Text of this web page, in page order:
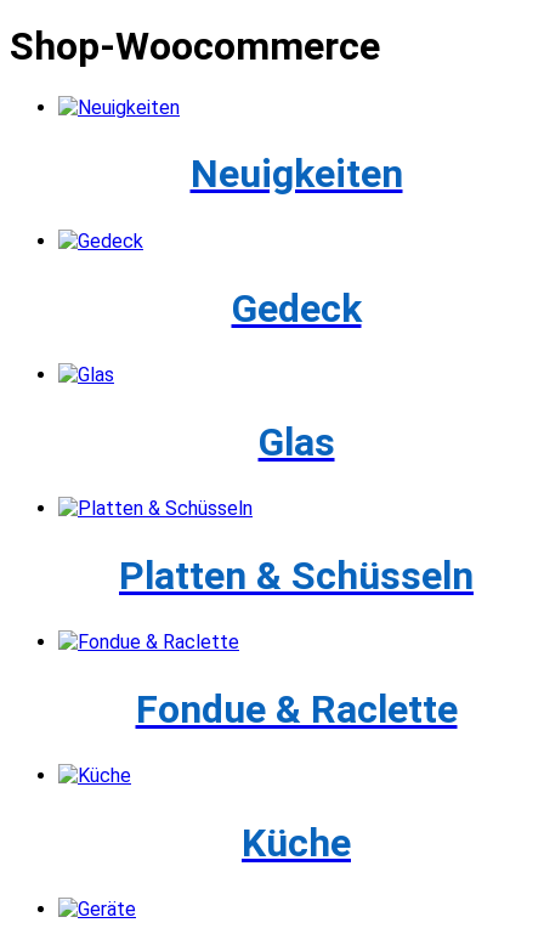
Shop-Woocommerce
Neuigkeiten
Gedeck
Glas
Platten & Schüsseln
Fondue & Raclette
Küche